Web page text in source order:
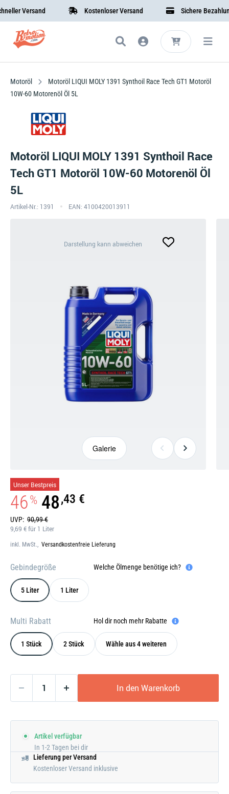
Versand Kostenloser Versand Sichere Bezahlung
Motoröl
Motoröl LIQUI MOLY 1391 Synthoil Race Tech GT1 Motoröl
10W-60 Motorenöl Öl 5L
Motoröl LIQUI MOLY 1391 Synthoil Race
Tech GT1 Motoröl 10W-60 Motorenöl Öl
5L
Artikel-Nr.: 1391 EAN: 4100420013911
Galerie
öffnen
Darstellung kann abweichen
Galerie
9,69 € für 1 Liter
UVP: 90,99 €
46% 48,43 €
Unser Bestpreis
inkl. MwSt., Versandkostenfreie Lieferung
Gebindegröße Welche Ölmenge benötige ich?
5 Liter 1 Liter
Multi Rabatt Hol dir noch mehr Rabatte
1 Stück 2 Stück Wähle aus 4 weiteren
In den Warenkorb
Artikel verfügbar
In 1-2 Tagen bei dir
Lieferung per Versand
Kostenloser Versand inklusive